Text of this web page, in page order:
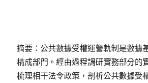
摘要：公共數據受權運營軌制是數據
構成部門。經由過程調研實務部分的
梳理相干法令政策，剖析公共數據受